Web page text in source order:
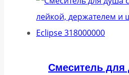
Смеситель для